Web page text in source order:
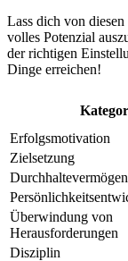
Lass dich von
volles Potenzial
der richtigen
Dinge erreichen!
Erfolgsmotivation
Zielsetzung
Durchhaltevermögen
Überwindung von
Herausforderungen
Disziplin